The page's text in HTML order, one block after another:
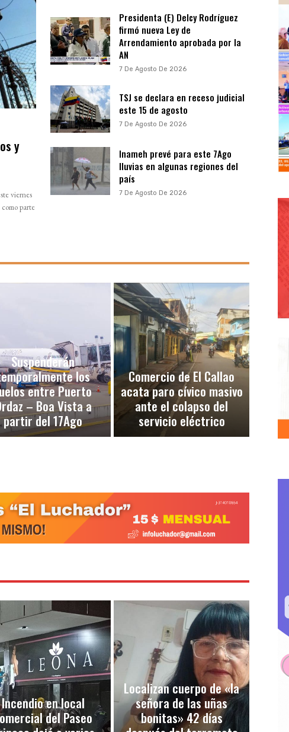
y
viernes
parte
Presidenta (E) Delcy Rodríguez
firmó nueva Ley de
Arrendamiento aprobada por la
AN
7 De Agosto De 2026
TSJ se declara en receso judicial
este 15 de agosto
7 De Agosto De 2026
Inameh prevé para este 7Ago
lluvias en algunas regiones del
país
7 De Agosto De 2026
Suspenderán
los
entre Puerto
– Boa Vista a
partir del 17Ago
Comercio de El Callao
acata paro cívico masivo
ante el colapso del
servicio eléctrico
Incendio en local
del Paseo
Localizan cuerpo de «la
señora de las uñas
bonitas» 42 días